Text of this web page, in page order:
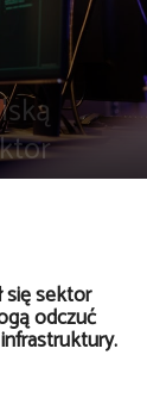
się sektor
odczuć